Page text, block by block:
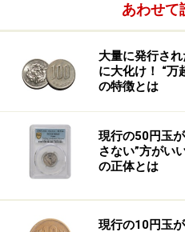
あわせて
大量に発行さ
に大化け！ “万
の特徴とは
現行の50円玉
さない”方がい
の正体とは
現行の10円玉